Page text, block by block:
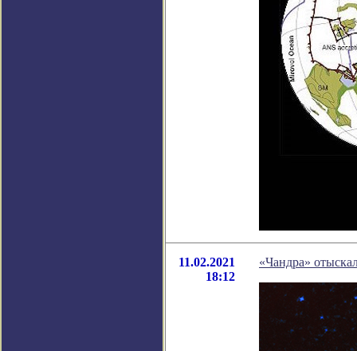
11.02.2021
18:12
«Чандра»